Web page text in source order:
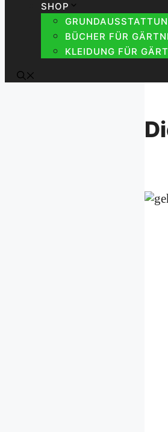
SHOP
BÜCHER FÜR
KLEIDUNG FÜR